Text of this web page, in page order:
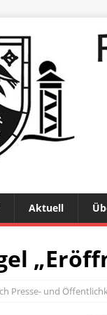
Aktuell
Presse- und